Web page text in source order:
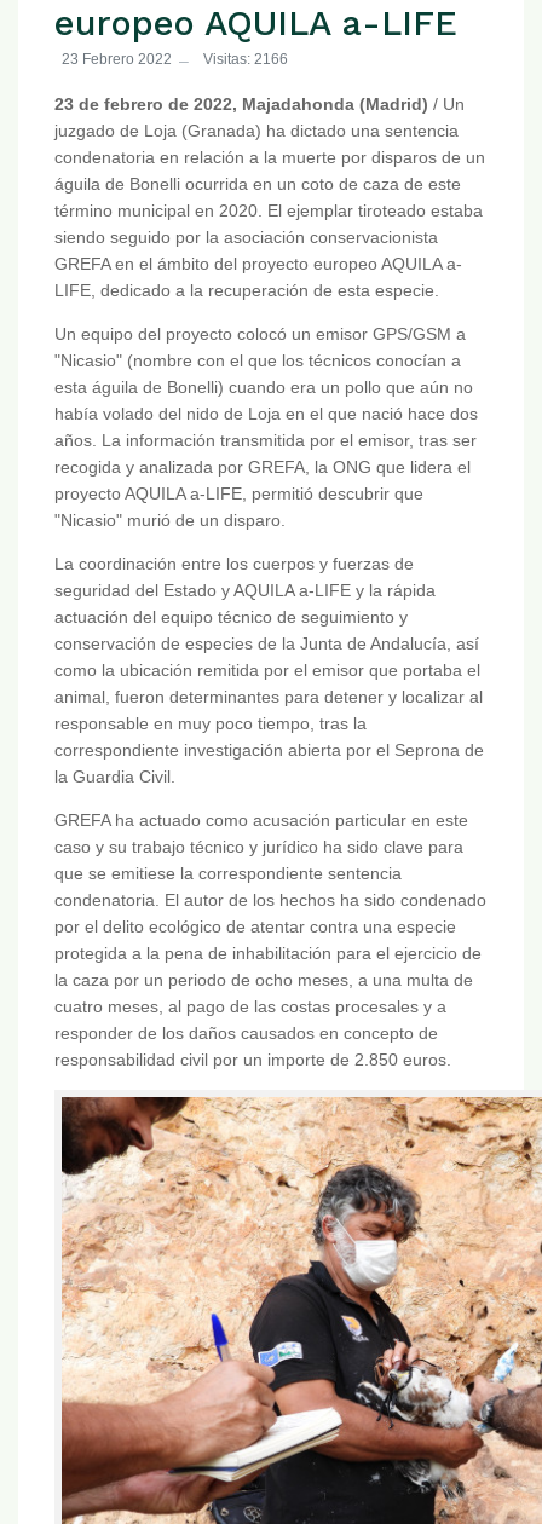
europeo AQUILA a-LIFE
23 Febrero 2022 Visitas: 2166
23 de febrero de 2022, Majadahonda (Madrid) / Un
juzgado de Loja (Granada) ha dictado una sentencia
condenatoria en relación a la muerte por disparos de un
águila de Bonelli ocurrida en un coto de caza de este
término municipal en 2020. El ejemplar tiroteado estaba
siendo seguido por la asociación conservacionista
GREFA en el ámbito del proyecto europeo AQUILA a-
LIFE, dedicado a la recuperación de esta especie.
Un equipo del proyecto colocó un emisor GPS/GSM a
"Nicasio" (nombre con el que los técnicos conocían a
esta águila de Bonelli) cuando era un pollo que aún no
había volado del nido de Loja en el que nació hace dos
años. La información transmitida por el emisor, tras ser
recogida y analizada por GREFA, la ONG que lidera el
proyecto AQUILA a-LIFE, permitió descubrir que
"Nicasio" murió de un disparo.
La coordinación entre los cuerpos y fuerzas de
seguridad del Estado y AQUILA a-LIFE y la rápida
actuación del equipo técnico de seguimiento y
conservación de especies de la Junta de Andalucía, así
como la ubicación remitida por el emisor que portaba el
animal, fueron determinantes para detener y localizar al
responsable en muy poco tiempo, tras la
correspondiente investigación abierta por el Seprona de
la Guardia Civil.
GREFA ha actuado como acusación particular en este
caso y su trabajo técnico y jurídico ha sido clave para
que se emitiese la correspondiente sentencia
condenatoria. El autor de los hechos ha sido condenado
por el delito ecológico de atentar contra una especie
protegida a la pena de inhabilitación para el ejercicio de
la caza por un periodo de ocho meses, a una multa de
cuatro meses, al pago de las costas procesales y a
responder de los daños causados en concepto de
responsabilidad civil por un importe de 2.850 euros.